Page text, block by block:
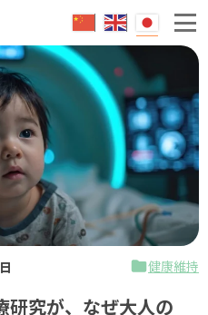
健康維持
研究が、なぜ大人の